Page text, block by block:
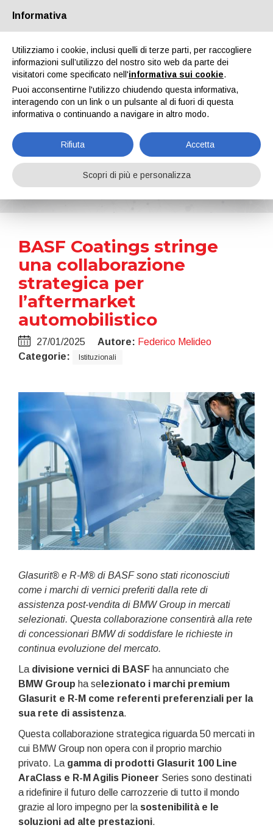
Chi siamo Partners Contatti Area riservata
News
Home Notizie BASF Coatings stringe una collaborazione strategica per l’aftermarket automobilistico
BASF Coatings stringe
una collaborazione
strategica per
l’aftermarket
automobilistico
27/01/2025 Autore: Federico Melideo
Categorie:
Istituzionali
Glasurit® e R-M® di BASF sono stati riconosciuti
come i marchi di vernici preferiti dalla rete di
assistenza post-vendita di BMW Group in mercati
selezionati. Questa collaborazione consentirà alla rete
di concessionari BMW di soddisfare le richieste in
continua evoluzione del mercato.
La divisione vernici di BASF ha annunciato che
BMW Group ha se lezionato i marchi premium
Glasurit e R-M come referenti preferenziali per la
sua rete di assistenza.
Questa collaborazione strategica riguarda 50 mercati in
cui BMW Group non opera con il proprio marchio
privato. La gamma di prodotti Glasurit 100 Line
AraClass e R-M Agilis Pioneer Series sono destinati
a ridefinire il futuro delle carrozzerie di tutto il mondo
grazie al loro impegno per la sostenibilità e le
soluzioni ad alte prestazioni.
Informativa
Utilizziamo i cookie, inclusi quelli di terze parti, per raccogliere
informazioni sull’utilizzo del nostro sito web da parte dei
visitatori come specificato nell'informativa sui cookie.
Puoi acconsentirne l'utilizzo chiudendo questa informativa,
interagendo con un link o un pulsante al di fuori di questa
informativa o continuando a navigare in altro modo.
Rifiuta Accetta
Scopri di più e personalizza